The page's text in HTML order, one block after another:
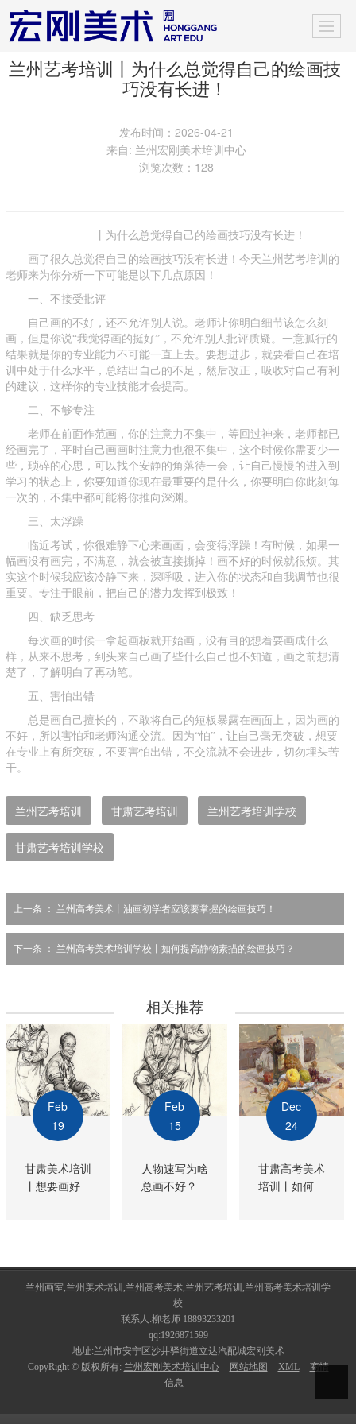
兰州艺考培训丨为什么总觉得自己的绘画技
巧没有长进！
发布时间：2026-04-21
来自: 兰州宏刚美术培训中心
浏览次数：128
丨为什么总觉得自己的绘画技巧没有长进！
画了很久总觉得自己的绘画技巧没有长进！今天兰州艺考培训的
老师来为你分析一下可能是以下几点原因！
一、不接受批评
自己画的不好，还不允许别人说。老师让你明白细节该怎么刻
画，但是你说“我觉得画的挺好”，不允许别人批评质疑。一意孤行的
结果就是你的专业能力不可能一直上去。要想进步，就要看自己在培
训中处于什么水平，总结出自己的不足，然后改正，吸收对自己有利
的建议，这样你的专业技能才会提高。
二、不够专注
老师在前面作范画，你的注意力不集中，等回过神来，老师都已
经画完了，平时自己画画时注意力也很不集中，这个时候你需要少一
些，琐碎的心思，可以找个安静的角落待一会，让自己慢慢的进入到
学习的状态上，你要知道你现在最重要的是什么，你要明白你此刻每
一次的，不集中都可能将你推向深渊。
三、太浮躁
临近考试，你很难静下心来画画，会变得浮躁！有时候，如果一
幅画没有画完，不满意，就会被直接撕掉！画不好的时候就很烦。其
实这个时候我应该冷静下来，深呼吸，进入你的状态和自我调节也很
重要。专注于眼前，把自己的潜力发挥到极致！
四、缺乏思考
每次画的时候一拿起画板就开始画，没有目的想着要画成什么
样，从来不思考，到头来自己画了些什么自己也不知道，画之前想清
楚了，了解明白了再动笔。
五、害怕出错
总是画自己擅长的，不敢将自己的短板暴露在画面上，因为画的
不好，所以害怕和老师沟通交流。因为“怕”，让自己毫无突破，想要
在专业上有所突破，不要害怕出错，不交流就不会进步，切勿埋头苦
干。
兰州艺考培训 甘肃艺考培训 兰州艺考培训学校
甘肃艺考培训学校
上一条 ： 兰州高考美术丨油画初学者应该要掌握的绘画技巧！
下一条 ： 兰州高考美术培训学校丨如何提高静物素描的绘画技巧？
相关推荐
Feb
19
甘肃美术培训
丨想要画好素
Feb
15
人物速写为啥
总画不好？甘
Dec
24
甘肃高考美术
培训丨如何快
兰州画室,兰州美术培训,兰州高考美术,兰州艺考培训,兰州高考美术培训学
校
联系人:柳老师 18893233201
qq:1926871599
地址:兰州市安宁区沙井驿街道立达汽配城宏刚美术
CopyRight © 版权所有: 兰州宏刚美术培训中心 网站地图 XML
商情
信息